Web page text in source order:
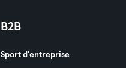
B2B
Sport d'entreprise